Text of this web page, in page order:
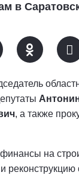
в
, а также
на
реконструкцию